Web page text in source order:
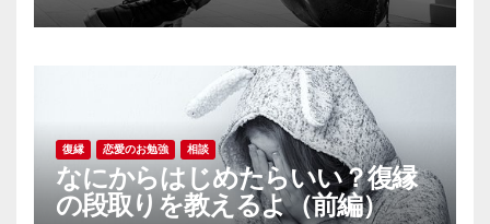
復縁 恋愛のお勉強 相談
なにからはじめたらいい？復縁
の段取りを教えるよ（前編）